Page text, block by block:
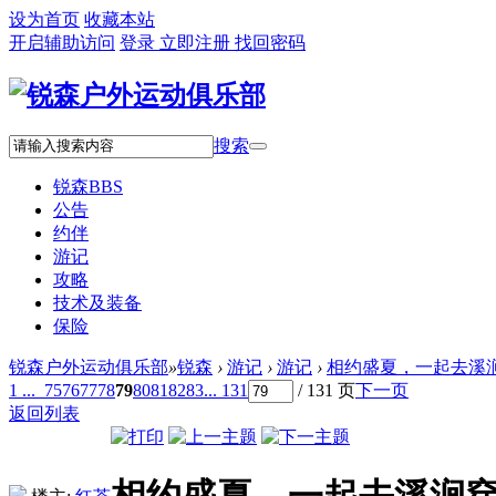
设为首页 收藏本站
开启辅助访问 登录 立即注册 找回密码
搜索
锐森BBS
公告
约伴
游记
攻略
技术及装备
保险
锐森户外运动俱乐部»锐森 › 游记 › 游记 › 相约盛夏，一起去溪
1 ... 757677787980818283... 131 / 131 页下一页
返回列表